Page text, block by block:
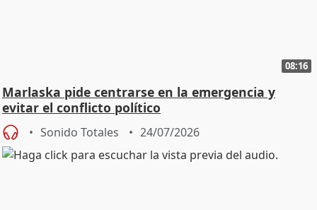
08:16
Marlaska pide centrarse en la emergencia y
evitar el conflicto político
Sonido Totales 24/07/2026